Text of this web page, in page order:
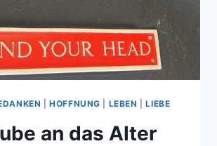
|HOFFNUNG LEBEN |LIEBE
an das Alter